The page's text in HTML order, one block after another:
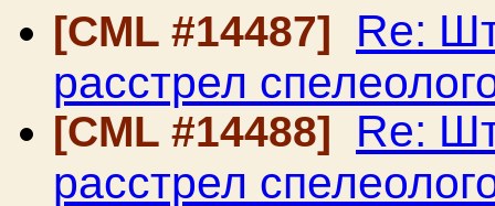
[CML #14487]
Re:
расстрел
[CML #14488]
Re:
расстрел